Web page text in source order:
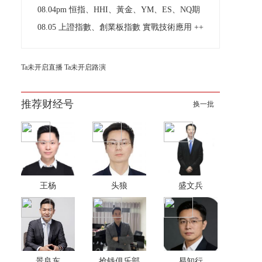
08.04pm 恒指、HHI、黃金、YM、ES、NQ期
08.05 上證指數、創業板指數 實戰技術應用 ++
Ta未开启直播 Ta未开启路演
推荐财经号 换一批
王杨 头狼 盛文兵